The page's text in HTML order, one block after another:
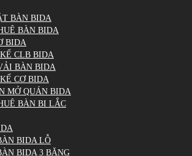
BÀN BIDA
BÀN BIDA
BIDA
CLB BIDA
BÀN BIDA
CƠ BIDA
MỞ QUÁN BIDA
BÀN BI LẮC
BIDA LỖ
BIDA 3 BĂNG